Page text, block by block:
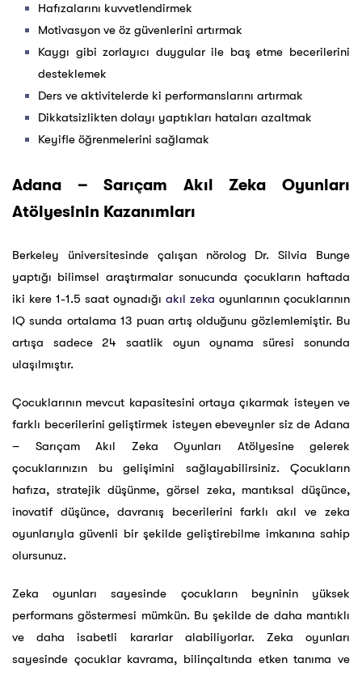
Hafızalarını kuvvetlendirmek
Motivasyon ve öz güvenlerini artırmak
Kaygı gibi zorlayıcı duygular ile baş etme becerilerini
desteklemek
Ders ve aktivitelerde ki performanslarını artırmak
Dikkatsizlikten dolayı yaptıkları hataları azaltmak
Keyifle öğrenmelerini sağlamak
Adana – Sarıçam Akıl Zeka Oyunları
Atölyesinin Kazanımları
Berkeley üniversitesinde çalışan nörolog Dr. Silvia Bunge
yaptığı bilimsel araştırmalar sonucunda çocukların haftada
iki kere 1-1.5 saat oynadığı akıl zeka oyunlarının çocuklarının
IQ sunda ortalama 13 puan artış olduğunu gözlemlemiştir. Bu
artışa sadece 24 saatlik oyun oynama süresi sonunda
ulaşılmıştır.
Çocuklarının mevcut kapasitesini ortaya çıkarmak isteyen ve
farklı becerilerini geliştirmek isteyen ebeveynler siz de Adana
– Sarıçam Akıl Zeka Oyunları Atölyesine gelerek
çocuklarınızın bu gelişimini sağlayabilirsiniz. Çocukların
hafıza, stratejik düşünme, görsel zeka, mantıksal düşünce,
inovatif düşünce, davranış becerilerini farklı akıl ve zeka
oyunlarıyla güvenli bir şekilde geliştirebilme imkanına sahip
olursunuz.
Zeka oyunları sayesinde çocukların beyninin yüksek
performans göstermesi mümkün. Bu şekilde de daha mantıklı
ve daha isabetli kararlar alabiliyorlar. Zeka oyunları
sayesinde çocuklar kavrama, bilinçaltında etken tanıma ve